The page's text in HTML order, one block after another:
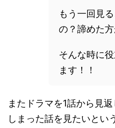
もう一回見
の？諦めた
そんな時に
ます！！
またドラマを1話から見
しまった話を見たいとい